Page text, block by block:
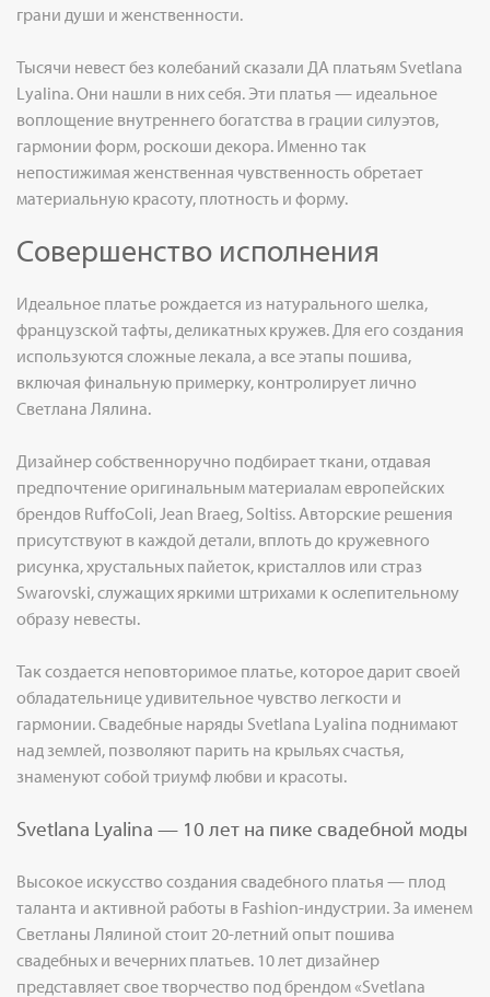
грани души и женственности.
Тысячи невест без колебаний сказали ДА платьям Svetlana
Lyalina. Они нашли в них себя. Эти платья — идеальное
воплощение внутреннего богатства в грации силуэтов,
гармонии форм, роскоши декора. Именно так
непостижимая женственная чувственность обретает
материальную красоту, плотность и форму.
Совершенство исполнения
Идеальное платье рождается из натурального шелка,
французской тафты, деликатных кружев. Для его создания
используются сложные лекала, а все этапы пошива,
включая финальную примерку, контролирует лично
Светлана Лялина.
Дизайнер собственноручно подбирает ткани, отдавая
предпочтение оригинальным материалам европейских
брендов RuffoColi, Jean Braeg, Soltiss. Авторские решения
присутствуют в каждой детали, вплоть до кружевного
рисунка, хрустальных пайеток, кристаллов или страз
Swarovski, служащих яркими штрихами к ослепительному
образу невесты.
Так создается неповторимое платье, которое дарит своей
обладательнице удивительное чувство легкости и
гармонии. Свадебные наряды Svetlana Lyalina поднимают
над землей, позволяют парить на крыльях счастья,
знаменуют собой триумф любви и красоты.
Svetlana Lyalina — 10 лет на пике свадебной моды
Высокое искусство создания свадебного платья — плод
таланта и активной работы в Fashion-индустрии. За именем
Светланы Лялиной стоит 20-летний опыт пошива
свадебных и вечерних платьев. 10 лет дизайнер
представляет свое творчество под брендом «Svetlana